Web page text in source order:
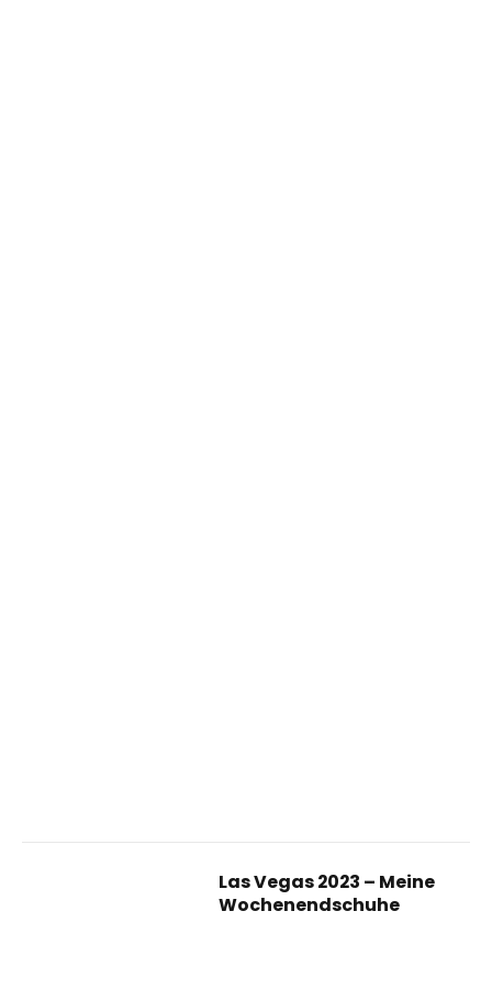
Las Vegas 2023 – Meine
Wochenendschuhe